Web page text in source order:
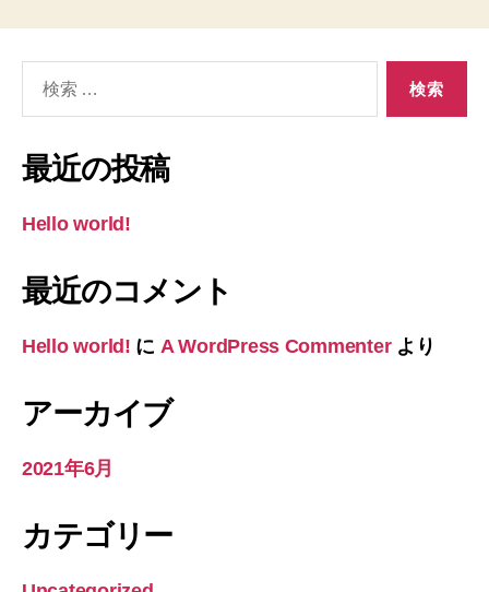
象:
最近の投稿
Hello world!
最近のコメント
Hello world! に A WordPress Commenterより
アーカイブ
2021年6月
カテゴリー